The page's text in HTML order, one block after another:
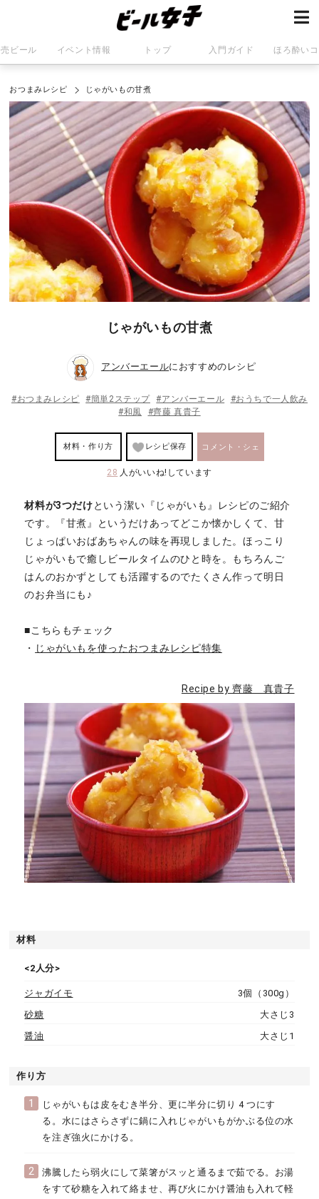
ビール イベント情報 トップ 入門ガイド ほろ酔い
おつまみレシピ じゃがいもの甘煮
じゃがいもの甘煮
アンバーエールにおすすめのレシピ
#おつまみレシピ #簡単2ステップ #アンバーエール
#おうちで一人飲み
#和風
#齊藤 真貴子
材料・作り方 レシピ保存 コメント・シェ
28 人がいいね!しています
材料が3つだけという潔い『じゃがいも』レシピのご紹介
です。『甘煮』というだけあってどこか懐かしくて、甘
じょっぱいおばあちゃんの味を再現しました。ほっこり
じゃがいもで癒しビールタイムのひと時を。もちろんご
はんのおかずとしても活躍するのでたくさん作って明日
のお弁当にも♪
■こちらもチェック
・ じゃがいもを使ったおつまみレシピ特集
Recipe by 齊藤 真貴子
材料
<2人分>
ジャガイモ
3個（300g）
砂糖
大さじ3
醤油
大さじ1
作り方
1
じゃがいもは皮をむき半分、更に半分に切り 4 つにす
る。水にはさらさずに鍋に入れじゃがいもがかぶる位の水
を注ぎ強火にかける。
2
沸騰したら弱火にして菜箸がスッと通るまで茹でる。お湯
をすて砂糖を入れて絡ませ、再び火にかけ醤油も入れて軽